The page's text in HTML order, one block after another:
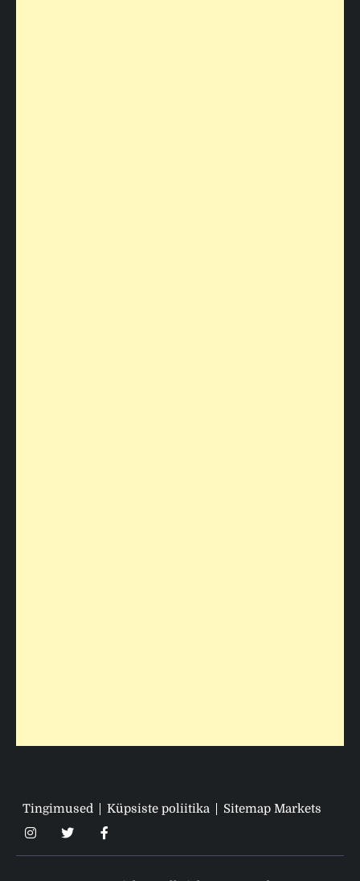
Tingimused Küpsiste poliitika Sitemap Markets